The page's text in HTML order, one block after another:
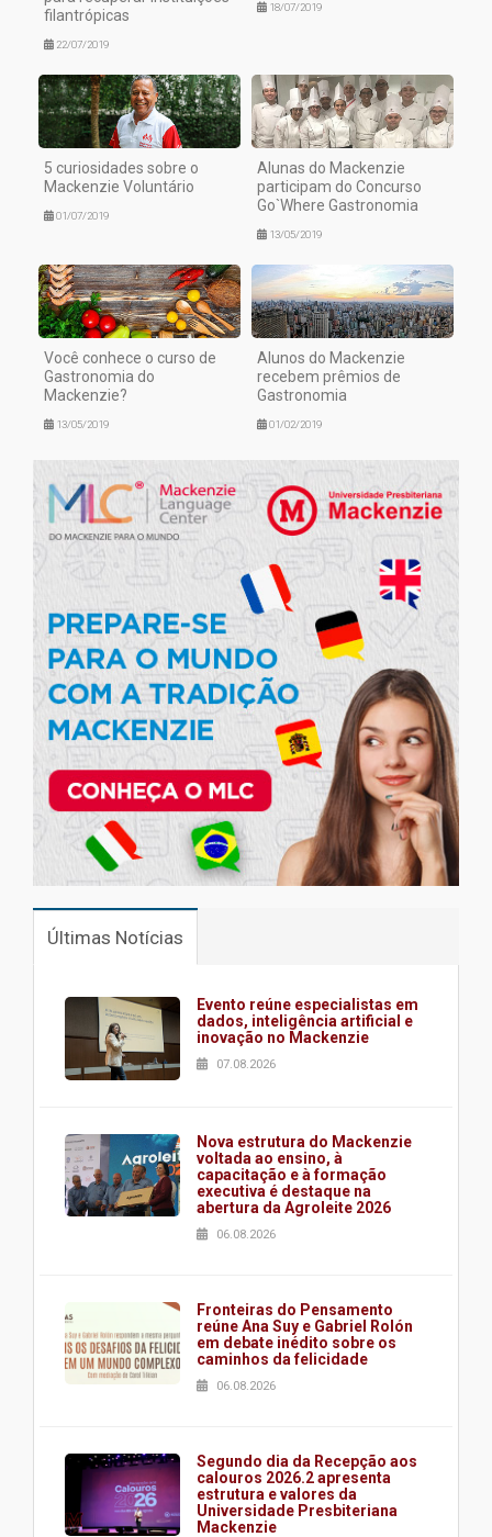
filantrópicas
22/07/2019
18/07/2019
5 curiosidades sobre o
Mackenzie Voluntário
01/07/2019
Alunas do Mackenzie
participam do Concurso
Go`Where Gastronomia
13/05/2019
Você conhece o curso de
Gastronomia do
Mackenzie?
13/05/2019
Alunos do Mackenzie
recebem prêmios de
Gastronomia
01/02/2019
Últimas Notícias
Evento reúne especialistas em
dados, inteligência artificial e
inovação no Mackenzie
07.08.2026
Nova estrutura do Mackenzie
voltada ao ensino, à
capacitação e à formação
executiva é destaque na
abertura da Agroleite 2026
06.08.2026
Fronteiras do Pensamento
reúne Ana Suy e Gabriel Rolón
em debate inédito sobre os
caminhos da felicidade
06.08.2026
Segundo dia da Recepção aos
calouros 2026.2 apresenta
estrutura e valores da
Universidade Presbiteriana
Mackenzie